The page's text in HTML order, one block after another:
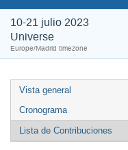
10-21 julio 2023
Universe
Europe/Madrid timezone
Vista general
Cronograma
Lista de Contribuciones